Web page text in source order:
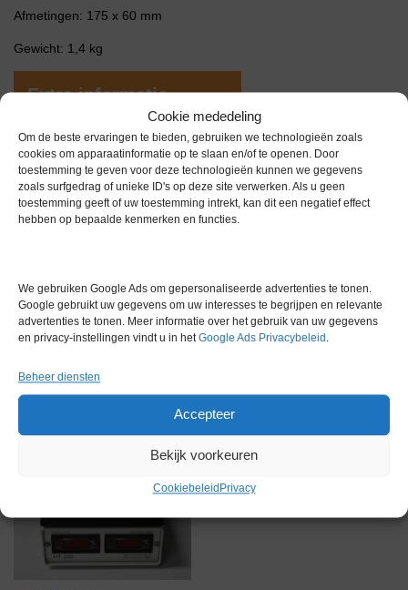
Cookie mededeling
Om de beste ervaringen te bieden, gebruiken we technologieën zoals
cookies om apparaatinformatie op te slaan en/of te openen. Door
toestemming te geven voor deze technologieën kunnen we gegevens
zoals surfgedrag of unieke ID's op deze site verwerken. Als u geen
toestemming geeft of uw toestemming intrekt, kan dit een negatief effect
hebben op bepaalde kenmerken en functies.
We gebruiken Google Ads om gepersonaliseerde advertenties te tonen.
Google gebruikt uw gegevens om uw interesses te begrijpen en relevante
advertenties te tonen. Meer informatie over het gebruik van uw gegevens
en privacy-instellingen vindt u in hetGoogle Ads Privacybeleid .
Beheer diensten
Accepteer
Bekijk voorkeuren
Cookiebeleid Privacy
Afmetingen: 175 x 60 mm
Gewicht: 1,4 kg
Extra informatie
Gewicht 1,4 kg
Garantie 6 maanden
Conditie Gebruikt in goede conditie
Gerelateerde producten